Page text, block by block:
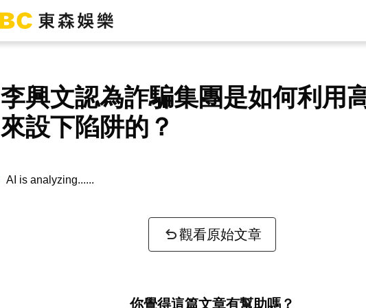
李興文認為詐騙集團是如何利用
來設下陷阱的？
AI is analyzing...
觀看原始文章
你覺得這篇文章有幫助嗎？